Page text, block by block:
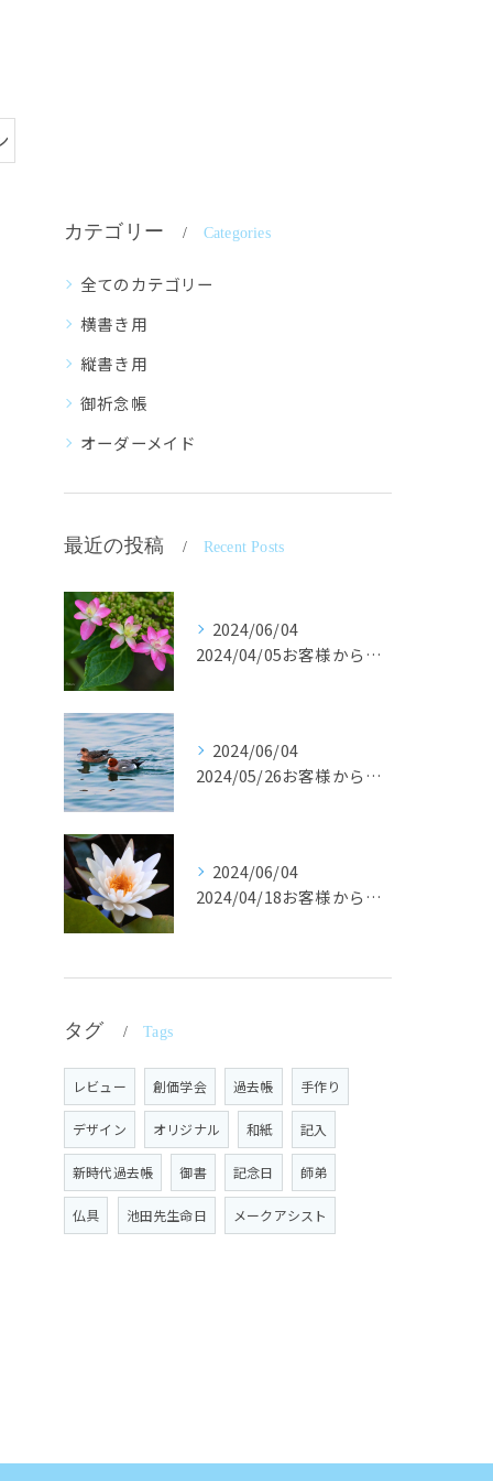
カテゴリー Categories
全てのカテゴリー
横書き用
縦書き用
御祈念帳
オーダーメイド
最近の投稿 Recent Posts
2024/06/04
2024/04/05お客様からの声です。
2024/06/04
2024/05/26お客様からの声です。
2024/06/04
2024/04/18お客様からの声
タグ Tags
レビュー 創価学会 過去帳 手作り
デザイン オリジナル 和紙 記入
新時代過去帳 御書 記念日 師弟
仏具 池田先生命日 メークアシスト